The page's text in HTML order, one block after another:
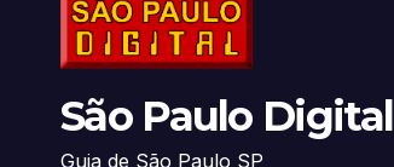
São Paulo Digital
Guia de São Paulo SP